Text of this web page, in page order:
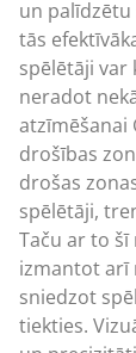
un
tās
spēlētāji
neradot
atzīmēšanai
drošības
drošas
spēlētāji,
Taču ar to
izmantot arī
sniedzot
tiekties.